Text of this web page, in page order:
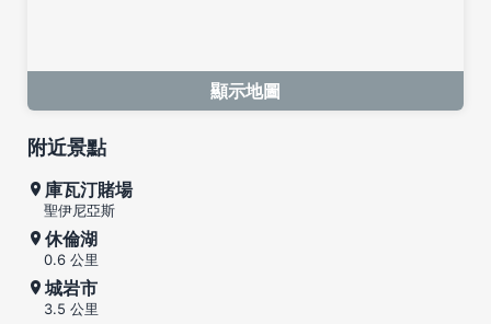
顯示地圖
附近景點
庫瓦汀賭場
聖伊尼亞斯
休倫湖
0.6 公里
城岩市
3.5 公里